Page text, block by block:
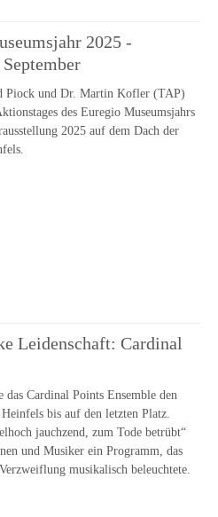
2025 -
Piock und Dr. Martin Kofler (TAP)
des Euregio Museumsjahrs
2025 auf dem Dach der
Leidenschaft: Cardinal
Cardinal Points Ensemble den
bis auf den letzten Platz.
jauchzend, zum Tode betrübt“
und Musiker ein Programm, das
musikalisch beleuchtete.